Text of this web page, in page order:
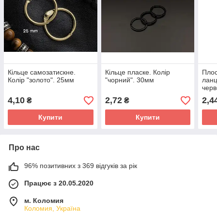
Кільце самозатискне.
Колір "золото". 25мм
4,10 ₴
Купити
Кільце пласке. Колір
"чорний". 30мм
2,72₴
Купити
Про нас
96% позитивних з 369 відгуків за рік
Працює з 20.05.2020
м. Коломия
Коломия, Україна